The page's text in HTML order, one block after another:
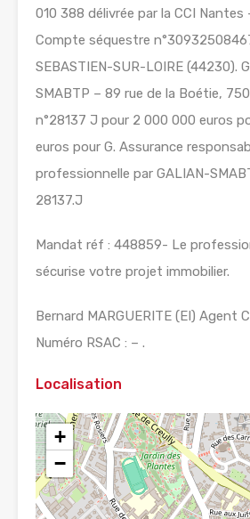
010 388 délivrée par la CCI Nantes
Compte séquestre
SEBASTIEN-SUR-LOIRE (44230).
SMABTP – 89 rue de la Boétie,
n°28137 J pour 2 000 000 euros
euros pour G. Assurance
professionnelle par GALIAN-
28137.J
Mandat réf : 448859- Le
sécurise votre projet immobilier.
Bernard MARGUERITE (EI) Agent
Numéro RSAC : – .
Localisation
+
−